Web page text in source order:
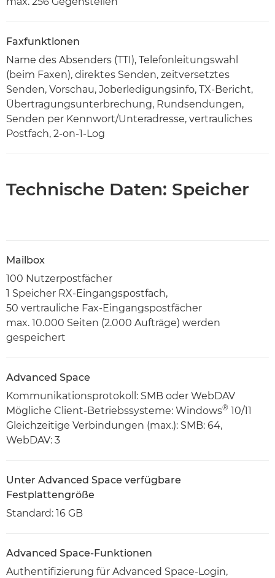
Faxfunktionen
Name des Absenders (TTI), Telefonleitungswahl
(beim Faxen), direktes Senden, zeitversetztes
Senden, Vorschau, Joberledigungsinfo, TX-Bericht,
Übertragungsunterbrechung, Rundsendungen,
Senden per Kennwort/Unteradresse, vertrauliches
Postfach, 2-on-1-Log
Technische Daten: Speicher
Mailbox
100 Nutzerpostfächer
1 Speicher RX-Eingangspostfach,
50 vertrauliche Fax-Eingangspostfächer
max. 10.000 Seiten (2.000 Aufträge) werden
gespeichert
Advanced Space
Kommunikationsprotokoll: SMB oder WebDAV
Mögliche Client-Betriebssysteme: Windows® 10/11
Gleichzeitige Verbindungen (max.): SMB: 64,
WebDAV: 3
Unter Advanced Space verfügbare
Festplattengröße
Standard: 16 GB
Advanced Space-Funktionen
Authentifizierung für Advanced Space-Login,